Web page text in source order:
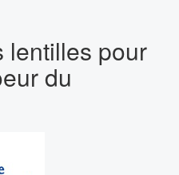
lentilles pour
du